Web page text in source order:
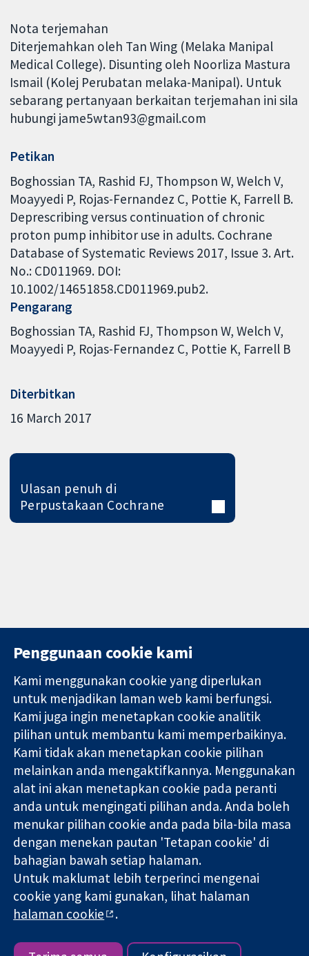
Nota terjemahan
Diterjemahkan oleh Tan Wing (Melaka Manipal
Medical College). Disunting oleh Noorliza Mastura
Ismail (Kolej Perubatan melaka-Manipal). Untuk
sebarang pertanyaan berkaitan terjemahan ini sila
hubungi jame5wtan93@gmail.com
Petikan
Boghossian TA, Rashid FJ, Thompson W, Welch V,
Moayyedi P, Rojas-Fernandez C, Pottie K, Farrell B.
Deprescribing versus continuation of chronic
proton pump inhibitor use in adults. Cochrane
Database of Systematic Reviews 2017, Issue 3. Art.
No.: CD011969. DOI:
10.1002/14651858.CD011969.pub2.
Pengarang
Boghossian TA Rashid FJ Thompson W Welch V
Moayyedi P Rojas-Fernandez C Pottie K Farrell B
Diterbitkan
16 March 2017
Ulasan penuh di
Perpustakaan Cochrane
Bukti yang
dipercayai.
keputusan
termaklum
Kesihatan yang
lebih baik
11-13 Cavendish
Square
London
W1G 0AN
United Kingdom
Hubungi kita
Berita
Pejabat
akhbar
Perihal Kami
Pekerjaan
Cochrane
Library
Kolaborasi Cochrane ialah sebuah badan amal (no. 1045921) dan
sebuah syarikat terhad oleh jaminan (no. 03044323) yang
berdaftar di England & Wales. Nombor pendaftaran VAT GB 718
2127 49.
Hak Cipta © 2026 Kolabrasi Cochrane
Terma & Syarat Laman Web
|Penafian|Kerahsiaan
Penggunaan cookie kami
Kami menggunakan cookie yang diperlukan
untuk menjadikan laman web kami berfungsi.
Kami juga ingin menetapkan cookie analitik
pilihan untuk membantu kami memperbaikinya.
Kami tidak akan menetapkan cookie pilihan
melainkan anda mengaktifkannya. Menggunakan
alat ini akan menetapkan cookie pada peranti
anda untuk mengingati pilihan anda. Anda boleh
menukar pilihan cookie anda pada bila-bila masa
dengan menekan pautan 'Tetapan cookie' di
bahagian bawah setiap halaman.
Untuk maklumat lebih terperinci mengenai
cookie yang kami gunakan, lihat halaman
halaman cookie
.